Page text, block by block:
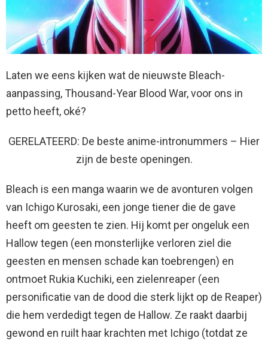
Laten we eens kijken wat de nieuwste Bleach-
aanpassing, Thousand-Year Blood War, voor ons in
petto heeft, oké?
GERELATEERD: De beste anime-intronummers – Hier
zijn de beste openingen.
Bleach is een manga waarin we de avonturen volgen
van Ichigo Kurosaki, een jonge tiener die de gave
heeft om geesten te zien. Hij komt per ongeluk een
Hallow tegen (een monsterlijke verloren ziel die
geesten en mensen schade kan toebrengen) en
ontmoet Rukia Kuchiki, een zielenreaper (een
personificatie van de dood die sterk lijkt op de Reaper)
die hem verdedigt tegen de Hallow. Ze raakt daarbij
gewond en ruilt haar krachten met Ichigo (totdat ze